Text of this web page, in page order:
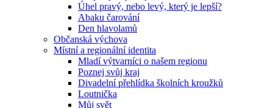
Úhel pravý, nebo levý, který je lepší?
Abaku čarování
Den hlavolamů
Občanská výchova
Místní a regionální identita
Mladí výtvarníci o našem regionu
Poznej svůj kraj
Divadelní přehlídka školních kroužků
Loutnička
Můj svět